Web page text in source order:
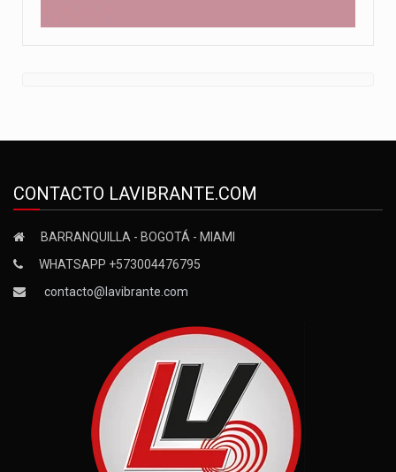
CONTACTO LAVIBRANTE.COM
BARRANQUILLA - BOGOTÁ - MIAMI
WHATSAPP +573004476795
contacto@lavibrante.com